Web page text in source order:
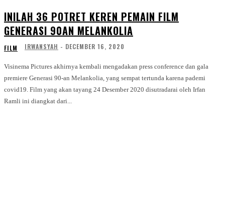
INILAH 36 POTRET KEREN PEMAIN FILM
GENERASI 90AN MELANKOLIA
FILM IRWANSYAH - DECEMBER 16, 2020
Visinema Pictures akhirnya kembali mengadakan press conference dan gala
premiere Generasi 90-an Melankolia, yang sempat tertunda karena pademi
covid19. Film yang akan tayang 24 Desember 2020 disutradarai oleh Irfan
Ramli ini diangkat dari...